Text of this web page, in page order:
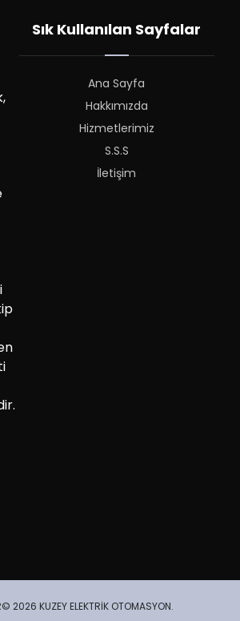
Sık Kullanılan Sayfalar
Ana Sayfa
Hakkımızda
Hizmetlerimiz
S.S.S
İletişim
2026 KUZEY ELEKTRİK OTOMASYON.